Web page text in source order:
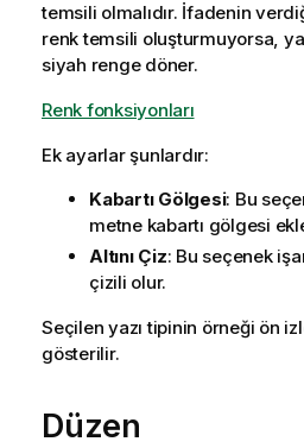
temsili olmalıdır. İfadenin
renk temsili oluşturmuyorsa,
siyah renge döner.
Renk fonksiyonları
Ek ayarlar şunlardır:
Kabartı Gölgesi: Bu
metne kabartı gölgesi
Altını Çiz: Bu seçenek
çizili olur.
Seçilen yazı tipinin örneği ön
gösterilir.
Düzen